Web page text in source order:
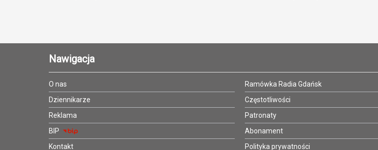
Nawigacja
O nas
Dziennikarze
Reklama
BIP
Kontakt
Ramówka Radia Gdańsk
Częstotliwości
Patronaty
Abonament
Polityka prywatności